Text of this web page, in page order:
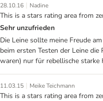
28.10.16 | Nadine
This is a stars rating area from
Sehr unzufrieden
Die Leine sollte meine Freude
beim ersten Testen der Leine
waren) nur für rebellische starke
11.03.15 | Meike Teichmann
This is a stars rating area from